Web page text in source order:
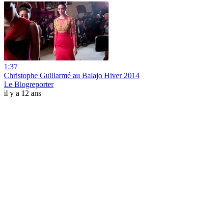
1:37
Christophe Guillarmé au Balajo Hiver 2014
Le Blogreporter
il y a 12 ans